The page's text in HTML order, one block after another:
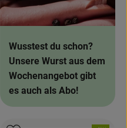
Wusstest du schon?
Unsere Wurst aus dem
Wochenangebot gibt
es auch als Abo!